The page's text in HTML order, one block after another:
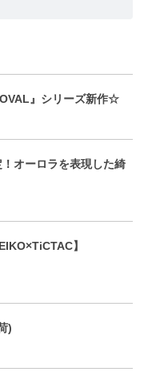
OVAL』シリーズ新作☆
！オーロラを表現した綺
】
)